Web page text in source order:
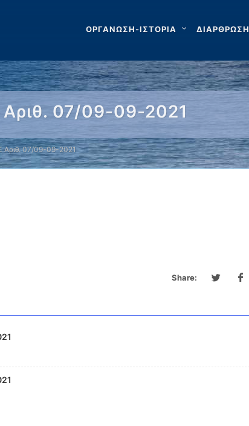
ΟΡΓΑΝΩΣΗ-ΙΣΤΟΡΙΑ ΔΙΑΡΘΡΩΣΗ
07/09-09-2021
Αριθ. 07/09-09-2021
Share: